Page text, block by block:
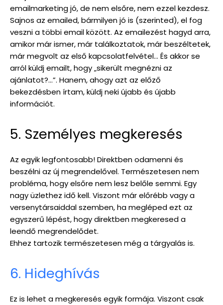
emailmarketing jó, de nem elsőre, nem ezzel kezdesz.
Sajnos az emailed, bármilyen jó is (szerinted), el fog
veszni a többi email között. Az emailezést hagyd arra,
amikor már ismer, már találkoztatok, már beszéltetek,
már megvolt az első kapcsolatfelvétel… És akkor se
arról küldj emailt, hogy „sikerült megnézni az
ajánlatot?…”. Hanem, ahogy azt az előző
bekezdésben írtam, küldj neki újabb és újabb
információt.
5. Személyes megkeresés
Az egyik legfontosabb! Direktben odamenni és
beszélni az új megrendelővel. Természetesen nem
probléma, hogy elsőre nem lesz belőle semmi. Egy
nagy üzlethez idő kell. Viszont már előrébb vagy a
versenytársaiddal szemben, ha megléped ezt az
egyszerű lépést, hogy direktben megkeresed a
leendő megrendelődet.
Ehhez tartozik természetesen még a tárgyalás is.
6. Hideghívás
Ez is lehet a megkeresés egyik formája. Viszont csak